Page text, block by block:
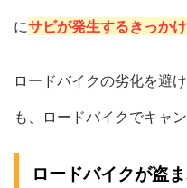
にサビが発生するきっかけ
ロードバイクの劣化を避
も、ロードバイクでキャ
ロードバイクが盗